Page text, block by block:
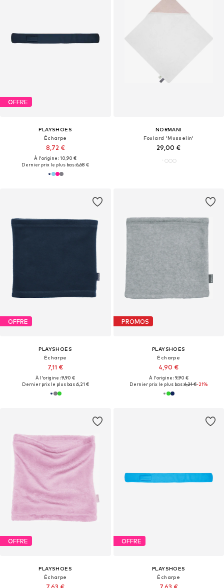
OFFRE
PLAYSHOES
Écharpe
8,72 €
À l'origine : 10,90 €
Dernier prix le plus bas :6,68 €
NORMANI
Foulard 'Musselin'
29,00 €
OFFRE
PLAYSHOES
Écharpe
7,11 €
À l'origine : 9,90 €
Dernier prix le plus bas :6,21 €
PROMOS
PLAYSHOES
Écharpe
4,90 €
À l'origine : 9,90 €
Dernier prix le plus bas :6,21 €-21%
OFFRE
PLAYSHOES
Écharpe
OFFRE
PLAYSHOES
Écharpe